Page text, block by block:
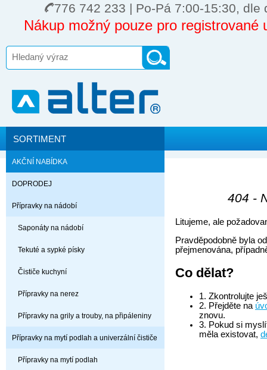
776 742 233 | Po-Pá 7:00-15:30, dle
Nákup možný pouze pro registrované
SORTIMENT
AKČNÍ NABÍDKA
DOPRODEJ
Přípravky na nádobí
Saponáty na nádobí
Tekuté a sypké písky
Čističe kuchyní
Přípravky na nerez
Přípravky na grily a trouby, na připáleniny
Přípravky na mytí podlah a univerzální čističe
Přípravky na mytí podlah
404 -
Litujeme, ale
Pravděpodobně byla
přejmenována,
Co dělat?
1. Zkontrolujte
2. Přejděte na
znovu.
3. Pokud si
měla existovat,